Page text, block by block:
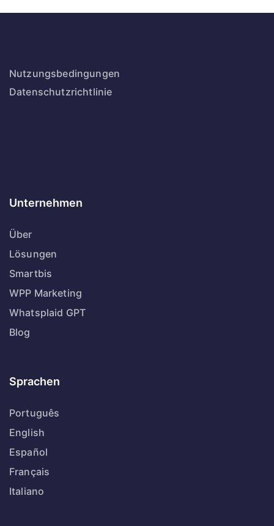
Nutzungsbedingungen
Datenschutzrichtlinie
Unternehmen
Über
Lösungen
Smartbis
WPP Marketing
Whatsplaid GPT
Blog
Sprachen
Português
English
Español
Français
Italiano